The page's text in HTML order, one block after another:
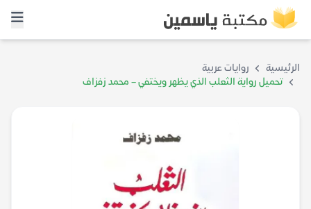
الرئيسية
روايات عربية
تحميل رواية الثعلب الذي يظهر ويختفي – محمد زفزاف